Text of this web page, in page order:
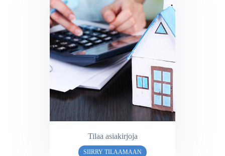
Tilaa asiakirjoja
SIIRRY TILAAMAAN